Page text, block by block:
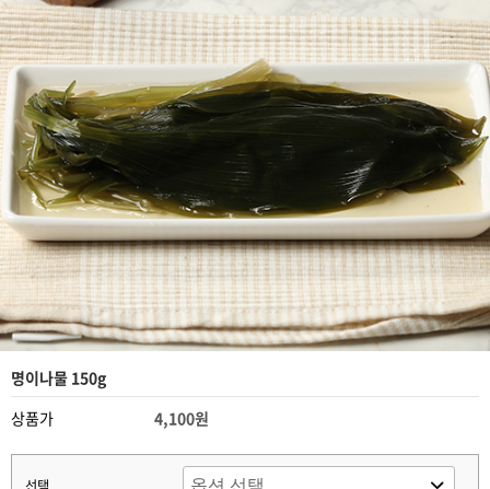
명이나물 150g
상품가
4,100원